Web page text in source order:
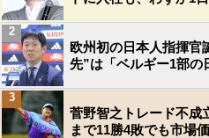
欧州初の日本人指揮官
先”は「ベルギー1部の
2
菅野智之トレード不成
まで11勝4敗でも市場
3